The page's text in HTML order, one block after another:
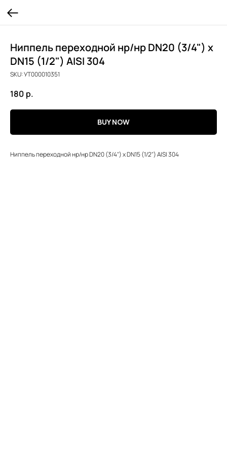
Ниппель переходной нр/нр DN20 (3/4") х
DN15 (1/2") AISI 304
SKU:УТ000010351
180 р.
BUY NOW
Ниппель переходной нр/нр DN20 (3/4") х DN15 (1/2") AISI 304